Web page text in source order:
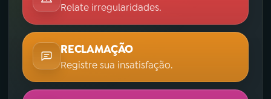
Relate irregularidades.
RECLAMAÇÃO
Registre sua insatisfação.